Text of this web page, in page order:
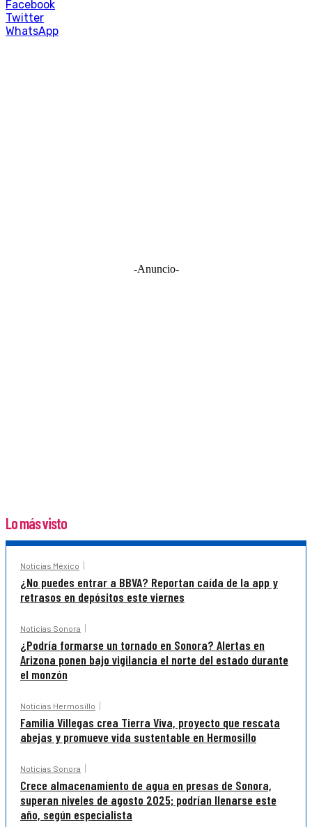
Facebook
Twitter
WhatsApp
-Anuncio-
Lo más visto
Noticias México
¿No puedes entrar a BBVA? Reportan caída de la app y
retrasos en depósitos este viernes
Noticias Sonora
¿Podría formarse un tornado en Sonora? Alertas en
Arizona ponen bajo vigilancia el norte del estado durante
el monzón
Noticias Hermosillo
Familia Villegas crea Tierra Viva, proyecto que rescata
abejas y promueve vida sustentable en Hermosillo
Noticias Sonora
Crece almacenamiento de agua en presas de Sonora,
superan niveles de agosto 2025; podrían llenarse este
año, según especialista